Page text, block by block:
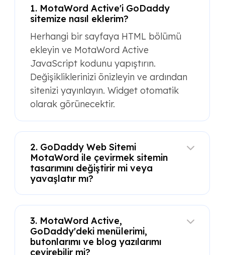
1. MotaWord Active'i GoDaddy
sitemize nasıl eklerim?
Herhangi bir sayfaya HTML bölümü
ekleyin ve MotaWord Active
JavaScript kodunu yapıştırın.
Değişikliklerinizi önizleyin ve ardından
sitenizi yayınlayın. Widget otomatik
olarak görünecektir.
2. GoDaddy Web Sitemi
MotaWord ile çevirmek sitemin
tasarımını değiştirir mi veya
yavaşlatır mı?
3. MotaWord Active,
GoDaddy'deki menülerimi,
butonlarımı ve blog yazılarımı
çevirebilir mi?